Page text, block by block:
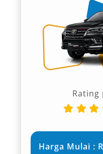
Rating
Harga Mulai :